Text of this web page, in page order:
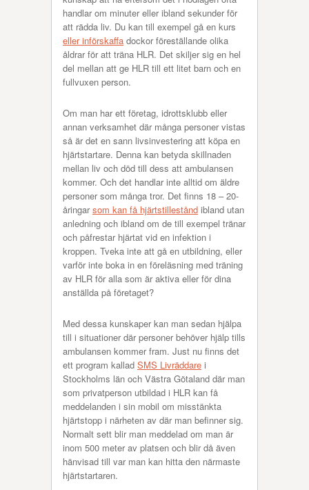
handlar om minuter eller ibland sekunder för
att rädda liv. Du kan till exempel gå en kurs
eller införskaffa dockor föreställande olika
åldrar för att träna HLR. Det skiljer sig en hel
del mellan att ge HLR till ett litet barn och en
fullvuxen person.
Om man har ett företag, idrottsklubb eller
annan verksamhet där många personer vistas
så är det en sann livsinvestering att köpa en
hjärtstartare. Denna kan betyda skillnaden
mellan liv och död till dess att ambulansen
kommer. Och det handlar inte alltid om äldre
personer som många tror. Det finns 18 – 20-
åringarsom kan få hjärtstillestånd ibland utan
anledning och ibland om de till exempel tränar
och påfrestar hjärtat vid en infektion i
kroppen. Tveka inte att gå en utbildning, eller
varför inte boka in en föreläsning med träning
av HLR för alla som är aktiva eller för dina
anställda på företaget?
Med dessa kunskaper kan man sedan hjälpa
till i situationer där personer behöver hjälp tills
ambulansen kommer fram. Just nu finns det
ett program kallad SMS Livräddare i
Stockholms län och Västra Götaland där man
som privatperson utbildad i HLR kan få
meddelanden i sin mobil om misstänkta
hjärtstopp i närheten av där man befinner sig.
Normalt sett blir man meddelad om man är
inom 500 meter av platsen och blir då även
hänvisad till var man kan hitta den närmaste
hjärtstartaren.